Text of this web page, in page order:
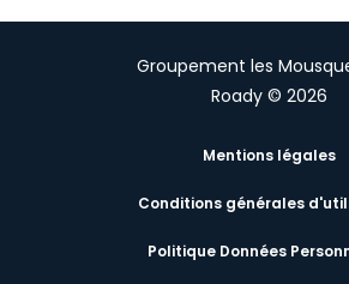
Groupement les
Roady © 2026
Mentions légales
Conditions générales
Politique Données